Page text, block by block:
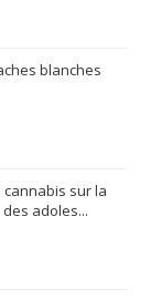
blanches
sur la
adoles...